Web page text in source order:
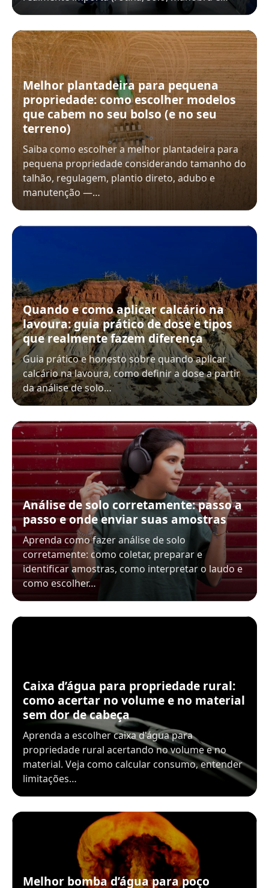
Melhor plantadeira para pequena
propriedade: como escolher modelos
que cabem no seu bolso (e no seu
terreno)
Saiba como escolher a melhor plantadeira para
pequena propriedade considerando tamanho do
talhão, regulagem, plantio direto, adubo e
manutenção —…
Quando e como aplicar calcário na
lavoura: guia prático de dose e tipos
que realmente fazem diferença
Guia prático e honesto sobre quando aplicar
calcário na lavoura, como definir a dose a partir
da análise de solo…
Análise de solo corretamente: passo a
passo e onde enviar suas amostras
Aprenda como fazer análise de solo
corretamente: como coletar, preparar e
identificar amostras, como interpretar o laudo e
como escolher…
Caixa d’água para propriedade rural:
como acertar no volume e no material
sem dor de cabeça
Aprenda a escolher caixa d'água para
propriedade rural acertando no volume e no
material. Veja como calcular consumo, entender
limitações…
Melhor bomba d’água para poço